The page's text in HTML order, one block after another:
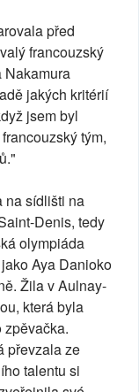
před
francouzský
Nakamura
jakých kritérií
jsem byl
tým,
na sídlišti na
Denis, tedy
olympiáda
Aya Danioko
Žila v Aulnay-
která byla
převzala ze
talentu si